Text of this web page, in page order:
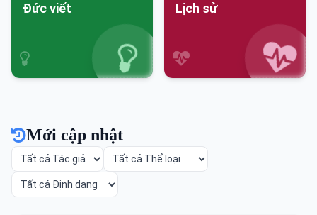
Đức viết Lịch sử
Mới cập nhật